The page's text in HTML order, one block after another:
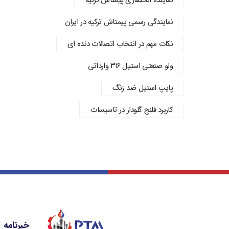
نمایندگی رسمی پیمتاش ترکیه در ایران
نکات مهم در انتخاب اتصالات دنده‌ ای
ولو صنعتی استیل ۳۱۶ وارداتی
پایپ استیل ضد زنگ
کاربرد فلنج گلودار در تاسیسات
خبرنامه